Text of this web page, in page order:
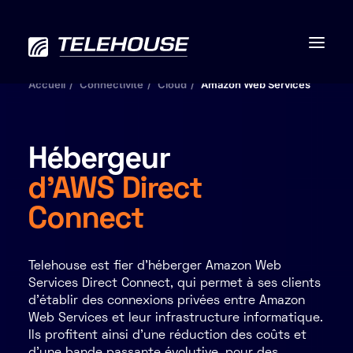
Data centers
Connectivité
RSE
Contactez-nous
À propos
Accueil Connectivité Cloud Amazon Web Services
Hébergeur
d’AWS Direct
Connect
Telehouse est fier d'héberger Amazon Web
Services Direct Connect, qui permet à ses clients
d'établir des connexions privées entre Amazon
Web Services et leur infrastructure informatique.
Ils profitent ainsi d’une réduction des coûts et